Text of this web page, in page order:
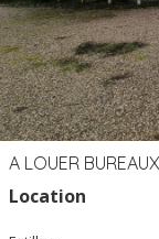
Location